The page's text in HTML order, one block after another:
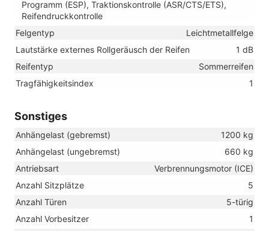
Programm (ESP), Traktionskontrolle (ASR/CTS/ETS),
Reifendruckkontrolle
Felgentyp
Leichtmetallfelge
Lautstärke externes Rollgeräusch der Reifen
1 dB
Reifentyp
Sommerreifen
Tragfähigkeitsindex
1
Sonstiges
Anhängelast (gebremst)
1200 kg
Anhängelast (ungebremst)
660 kg
Antriebsart
Verbrennungsmotor (ICE)
Anzahl Sitzplätze
5
Anzahl Türen
5-türig
Anzahl Vorbesitzer
1